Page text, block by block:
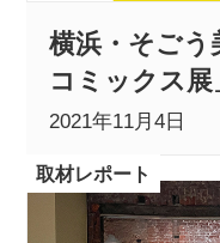
横浜・そごう
コミックス
2021年11月4日
取材レポート